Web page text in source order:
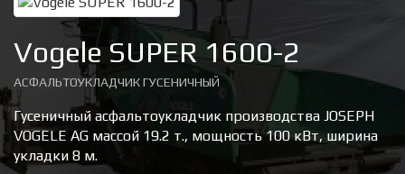
Vogele SUPER 1600-2
АСФАЛЬТОУКЛАДЧИК ГУСЕНИЧНЫЙ
Гусеничный асфальтоукладчик производства JOSEPH
VOGELE AG массой 19.2 т., мощность 100 кВт, ширина
укладки 8 м.